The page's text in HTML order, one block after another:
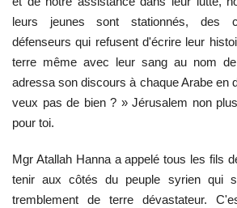
leurs jeunes sont stationnés, des
défenseurs qui refusent d'écrire leur
terre même avec leur sang au nom
adressa son discours à chaque Arabe en
veux pas de bien ? » Jérusalem non
pour toi.
Mgr Atallah Hanna a appelé tous les fils
tenir aux côtés du peuple syrien qui
tremblement de terre dévastateur.